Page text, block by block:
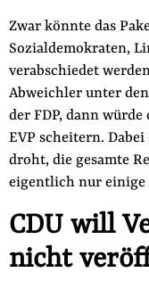
Zwar könnte das
Sozialdemokraten,
verabschiedet
Abweichler unter
der FDP, dann
EVP scheitern.
droht, die gesamte
eigentlich nur einige
CDU will
nicht